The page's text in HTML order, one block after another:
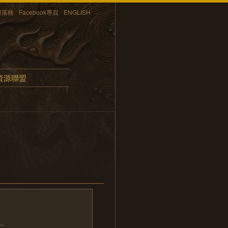
格 Facebook專頁 ENGLISH
源聯盟